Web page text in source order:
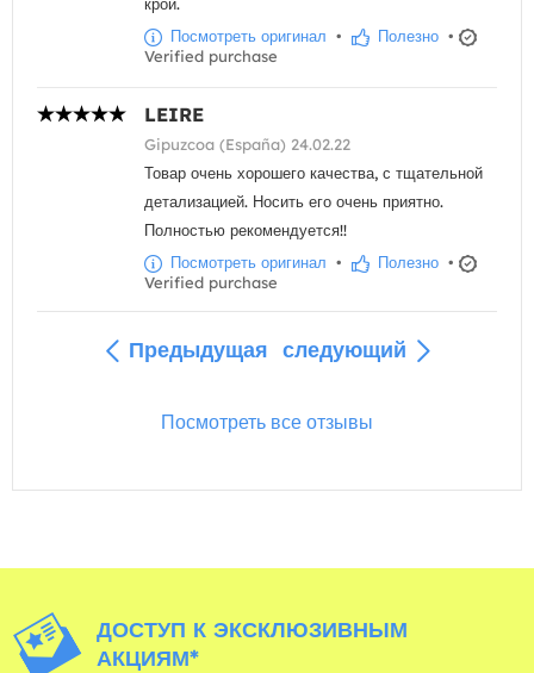
Посмотреть оригинал • Полезно •
Verified purchase
LEIRE
Gipuzcoa (España) 24.02.22
Товар очень хорошего качества, с тщательной
детализацией. Носить его очень приятно.
Полностью рекомендуется!!
Посмотреть оригинал • Полезно •
Verified purchase
Предыдущая следующий
Посмотреть все отзывы
ДОСТУП К ЭКСКЛЮЗИВНЫМ
АКЦИЯМ*